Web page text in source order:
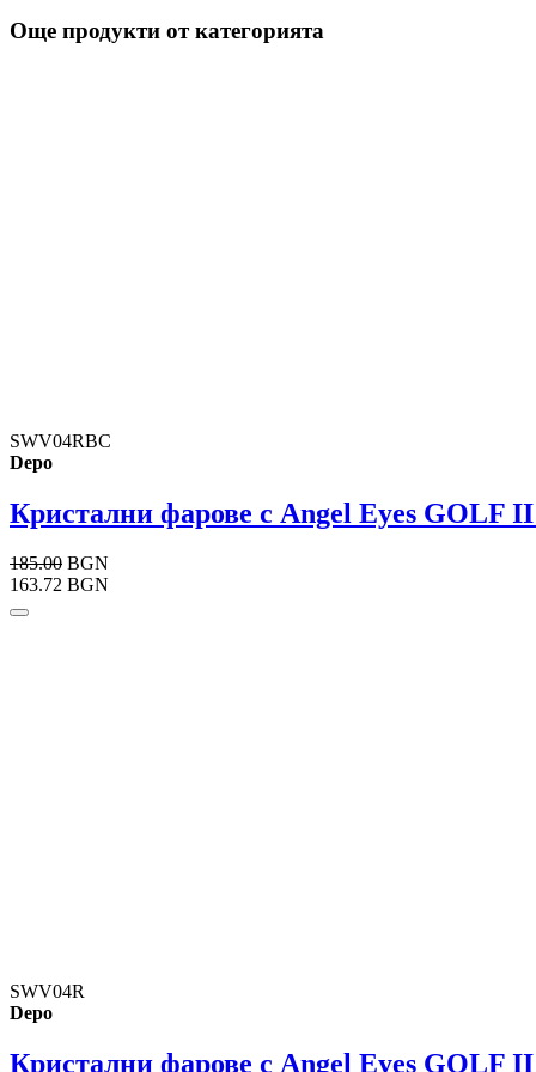
Още продукти от категорията
SWV04RBC
Depo
Кристални фарове с Angel Eyes GOLF
185.00 BGN
163.72 BGN
SWV04R
Depo
Кристални фарове с Angel Eyes GOLF